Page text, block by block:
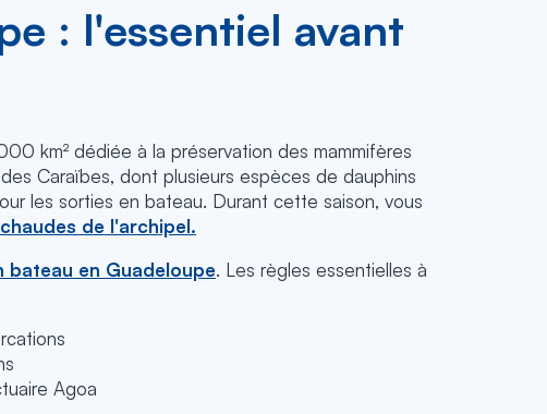
: l'essentiel avant
km² dédiée à la préservation des mammifères
Caraïbes, dont plusieurs espèces de dauphins
les sorties en bateau. Durant cette saison, vous
de l'archipel.
bateau en Guadeloupe. Les règles essentielles à
Agoa